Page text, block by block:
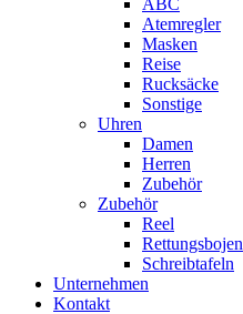
ABC
Atemregler
Masken
Reise
Rucksäcke
Sonstige
Uhren
Damen
Herren
Zubehör
Zubehör
Reel
Rettungsbojen
Schreibtafeln
Unternehmen
Kontakt